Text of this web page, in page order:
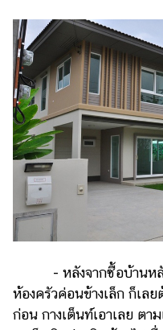
ตกแต่ง
มือ
ถือ
ราคา
ทอง
ราคา
น้ำมัน
วา
แต่งงาน
แม่
- หลังจากซื้อบ้านห
ห้องครัวค่อนข้างเล็ก ก็เล
ก่อน กางเต็นท์เอาเลย ตา